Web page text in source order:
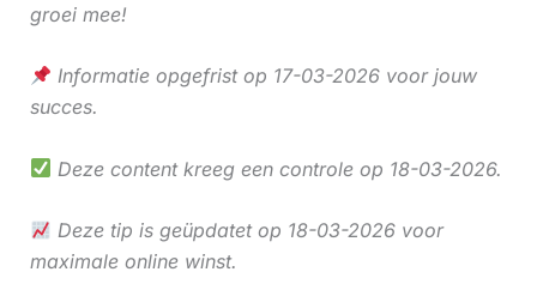
groei mee!
Informatie opgefrist op 17-03-2026 voor jouw
succes.
Deze content kreeg een controle op 18-03-2026.
Deze tip is geüpdatet op 18-03-2026 voor
maximale online winst.